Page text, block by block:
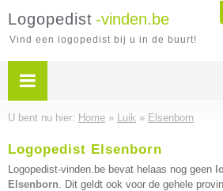
Logopedist -vinden.be
Vind een logopedist bij u in de buurt!
U bent nu hier: Home » Luik » Elsenborn
Logopedist Elsenborn
Logopedist-vinden.be bevat helaas nog geen
Elsenborn. Dit geldt ook voor de gehele